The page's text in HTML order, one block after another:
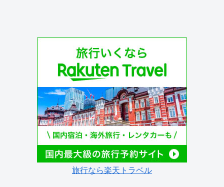
旅行なら楽天トラベル